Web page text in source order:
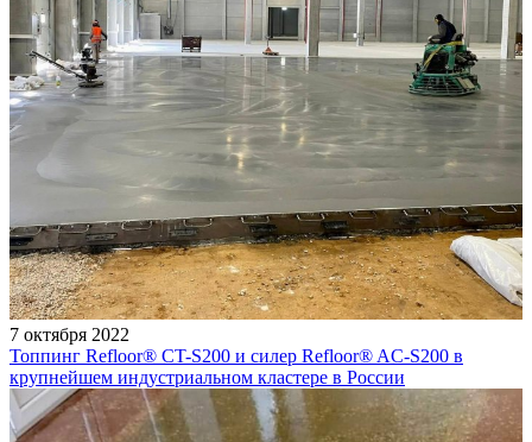
7 октября 2022
Топпинг Refloor®️ CT-S200 и силер Refloor®️ AC-S200 в
крупнейшем индустриальном кластере в России